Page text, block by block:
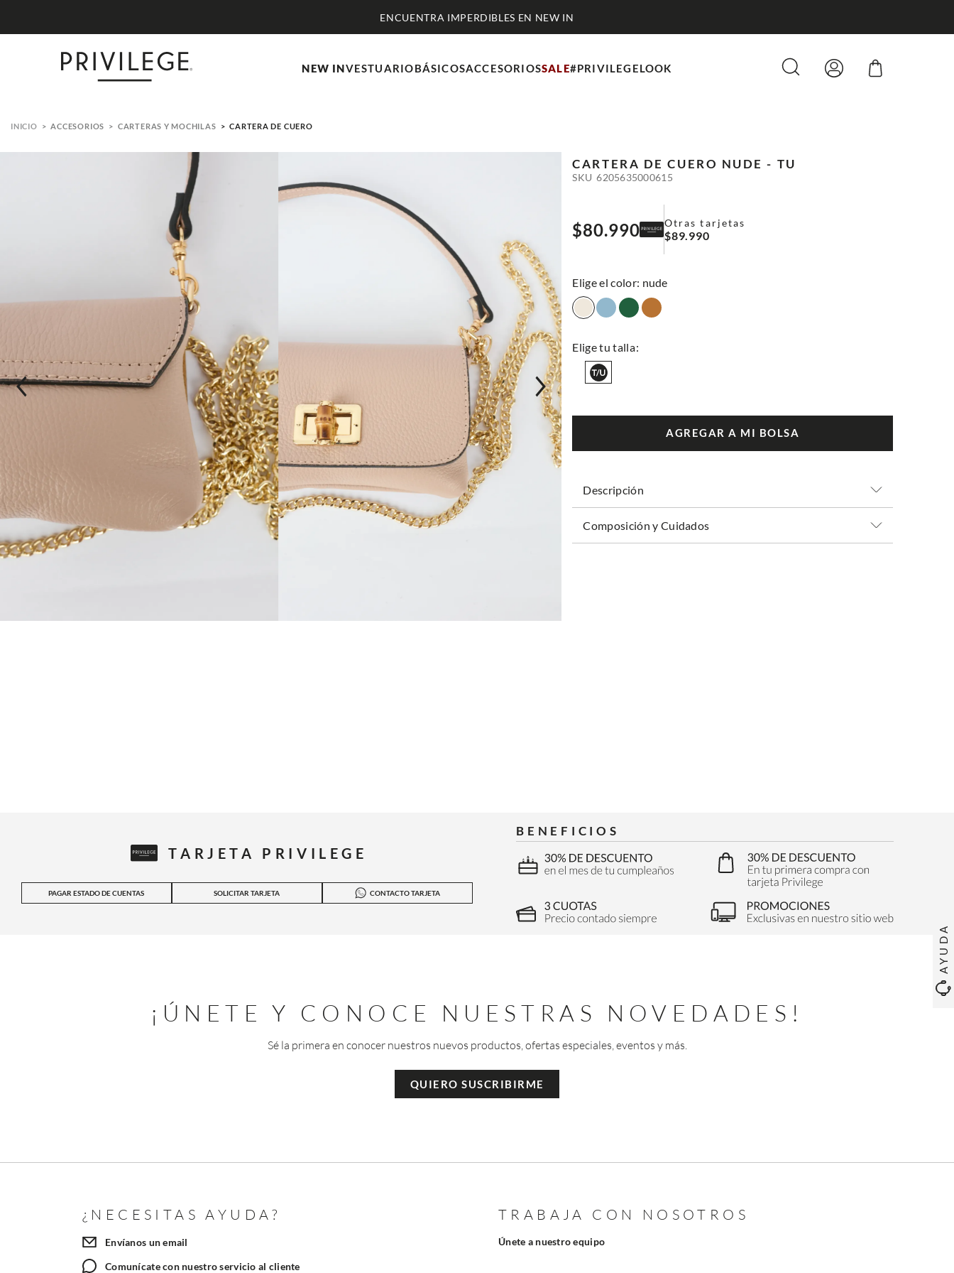
AYUDA
ENCUENTRA IMPERDIBLES EN NEW IN
NEW INVESTUARIOBÁSICOSACCESORIOSSALE#PRIVILEGELOOK
ACCESORIOS CARTERAS Y MOCHILAS CARTERA DE CUERO
CARTERA DE CUERO NUDE - TU
SKU 6205635000615
$80.990 Otras tarjetas
$89.990
: nude
AGREGAR A MI BOLSA
Descripción
Composición y Cuidados
TARJETA PRIVILEGE
PAGAR ESTADO DE CUENTAS SOLICITAR TARJETA CONTACTO TARJETA
BENEFICIOS
¡ÚNETE Y CONOCE NUESTRAS NOVEDADES!
Sé la primera en conocer nuestros nuevos productos, ofertas especiales, eventos y más.
QUIERO SUSCRIBIRME
¿NECESITAS AYUDA?
Envíanos un email
Comunícate con nuestro servicio al cliente
TRABAJA CON NOSOTROS
Únete a nuestro equipo